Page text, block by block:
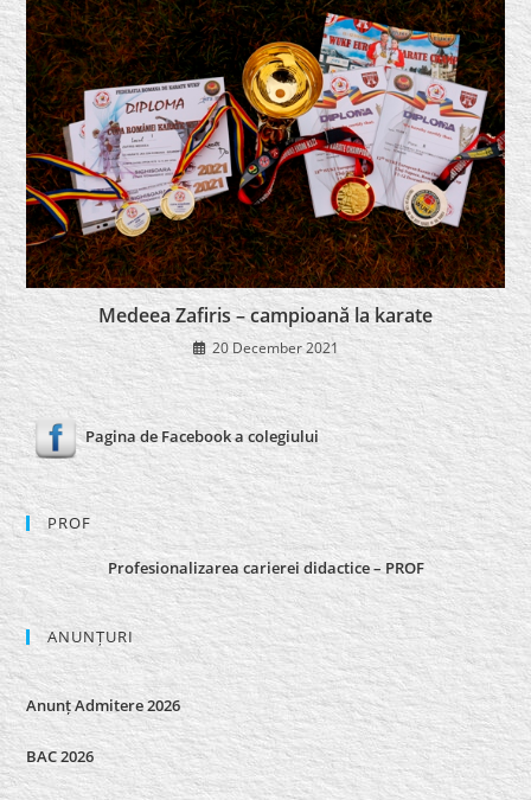
Medeea Zafiris – campioană la karate
20 December 2021
Pagina de Facebook a colegiului
PROF
Profesionalizarea carierei didactice – PROF
ANUNȚURI
Anunț Admitere 2026
BAC 2026